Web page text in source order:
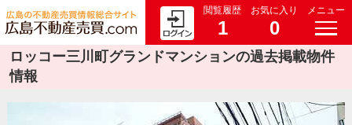
閲覧履歴
1
お気に入り
0
メニュー
ロッコー三川町グランドマンションの過去掲載物件
情報